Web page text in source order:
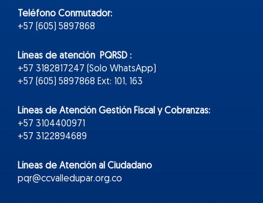
Teléfono Conmutador:
+57 (605) 5897868
Líneas de atención PQRSD :
+57 3182817247 (Solo WhatsApp)
+57 (605) 5897868 Ext: 101, 163
Líneas de Atención Gestión Fiscal y Cobranzas:
+57 3104400971
+57 3122894689
Líneas de Atención al Ciudadano
pqr@ccvalledupar.org.co